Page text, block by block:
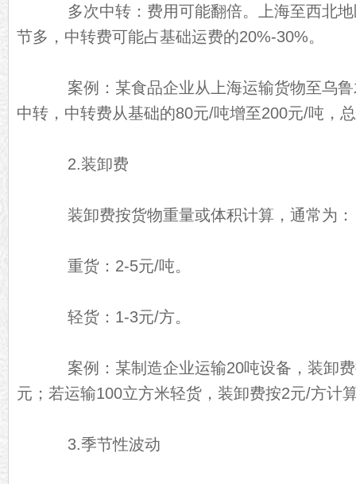
多次中转：费用可能翻倍。上海至西北地
节多，中转费可能占基础运费的20%-30%。
案例：某食品企业从上海运输货物至乌鲁
中转，中转费从基础的80元/吨增至200元/吨，
2.装卸费
装卸费按货物重量或体积计算，通常为：
重货：2-5元/吨。
轻货：1-3元/方。
案例：某制造企业运输20吨设备，装卸费
元；若运输100立方米轻货，装卸费按2元/方计
3.季节性波动